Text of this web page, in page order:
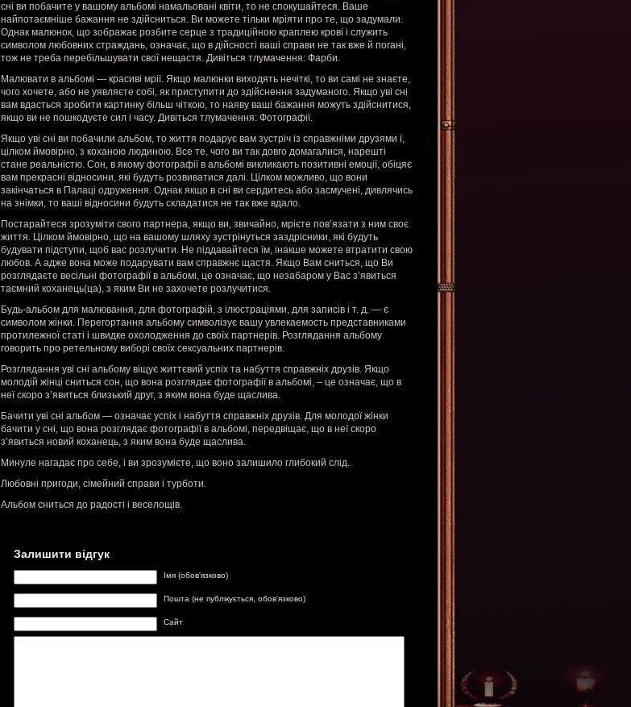
сні ви побачите у вашому альбомі намальовані квіти, то не спокушайтеся. Ваше
найпотаємніше бажання не здійсниться. Ви можете тільки мріяти про те, що задумали.
Однак малюнок, що зображає розбите серце з традиційною краплею крові і служить
символом любовних страждань, означає, що в дійсності ваші справи не так вже й погані,
тож не треба перебільшувати свої нещастя. Дивіться тлумачення: Фарби.
Малювати в альбомі — красиві мрії. Якщо малюнки виходять нечіткі, то ви самі не знаєте,
чого хочете, або не уявляєте собі, як приступити до здійснення задуманого. Якщо уві сні
вам вдасться зробити картинку більш чіткою, то наяву ваші бажання можуть здійснитися,
якщо ви не пошкодуєте сил і часу. Дивіться тлумачення: Фотографії.
Якщо уві сні ви побачили альбом, то життя подарує вам зустріч із справжніми друзями і,
цілком ймовірно, з коханою людиною. Все те, чого ви так довго домагалися, нарешті
стане реальністю. Сон, в якому фотографії в альбомі викликають позитивні емоції, обіцяє
вам прекрасні відносини, які будуть розвиватися далі. Цілком можливо, що вони
закінчаться в Палаці одруження. Однак якщо в сні ви сердитесь або засмучені, дивлячись
на знімки, то ваші відносини будуть складатися не так вже вдало.
Постарайтеся зрозуміти свого партнера, якщо ви, звичайно, мрієте пов’язати з ним своє
життя. Цілком ймовірно, що на вашому шляху зустрінуться заздрісники, які будуть
будувати підступи, щоб вас розлучити. Не піддавайтеся їм, інакше можете втратити свою
любов. А адже вона може подарувати вам справжнє щастя. Якщо Вам сниться, що Ви
розглядаєте весільні фотографії в альбомі, це означає, що незабаром у Вас з’явиться
таємний коханець(ца), з яким Ви не захочете розлучитися.
Будь-альбом для малювання, для фотографій, з ілюстраціями, для записів і т. д. — є
символом жінки. Перегортання альбому символізує вашу увлекаемость представниками
протилежної статі і швидке охолодження до своїх партнерів. Розглядання альбому
говорить про ретельному виборі своїх сексуальних партнерів.
Розглядання уві сні альбому віщує життєвий успіх та набуття справжніх друзів. Якщо
молодій жінці сниться сон, що вона розглядає фотографії в альбомі, – це означає, що в
неї скоро з’явиться близький друг, з яким вона буде щаслива.
Бачити уві сні альбом — означає успіх і набуття справжніх друзів. Для молодої жінки
бачити у сні, що вона розглядає фотографії в альбомі, передвіщає, що в неї скоро
з’явиться новий коханець, з яким вона буде щаслива.
Минуле нагадає про себе, і ви зрозумієте, що воно залишило глибокий слід.
Любовні пригоди, сімейний справи і турботи.
Альбом сниться до радості і веселощів.
Залишити відгук
Імя (обов'язково)
Пошта (не публікується, обов'язково)
Сайт